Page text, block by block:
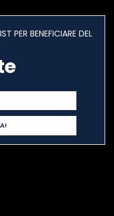
PER BENEFICIARE DEL